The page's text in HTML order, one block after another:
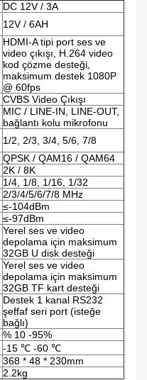
DC 12V / 3A
12V / 6AH
HDMI-A tipi port ses ve
video çıkışı, H.264 video
kod çözme desteği,
maksimum destek 1080P
@ 60fps
CVBS Video Çıkışı
MIC / LINE-IN, LINE-OUT,
bağlantı kolu mikrofonu
1/2, 2/3, 3/4, 5/6, 7/8
QPSK / QAM16 / QAM64
2K / 8K
1/4, 1/8, 1/16, 1/32
2/3/4/5/6/7/8 MHz
≤-104dBm
≤-97dBm
Yerel ses ve video
depolama için maksimum
32GB U disk desteği
Yerel ses ve video
depolama için maksimum
32GB TF kart desteği
Destek 1 kanal RS232
şeffaf seri port (isteğe
bağlı)
% 10 -95%
-15 ℃ -60 ℃
368 * 48 * 230mm
2.2kg